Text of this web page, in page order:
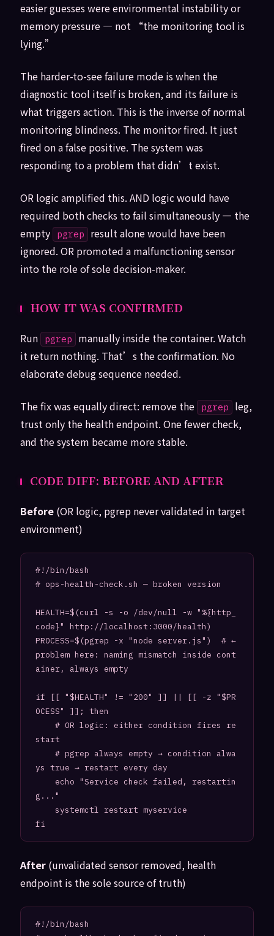
easier guesses were environmental instability or
memory pressure — not “the monitoring tool is
lying.”
The harder-to-see failure mode is when the
diagnostic tool itself is broken, and its failure is
what triggers action. This is the inverse of normal
monitoring blindness. The monitor fired. It just
fired on a false positive. The system was
responding to a problem that didn’t exist.
OR logic amplified this. AND logic would have
required both checks to fail simultaneously — the
empty
pgrep
result alone would have been
ignored. OR promoted a malfunctioning sensor
into the role of sole decision-maker.
HOW IT WAS CONFIRMED
Run pgrep
manually inside the container. Watch
it return nothing. That’s the confirmation. No
elaborate debug sequence needed.
The fix was equally direct: remove the pgrep
leg,
trust only the health endpoint. One fewer check,
and the system became more stable.
CODE DIFF: BEFORE AND AFTER
Before(OR logic, pgrep never validated in target
environment)
#!/bin/bash
# ops-health-check.sh — broken version
HEALTH=$(curl -s -o /dev/null -w "%{http_
code}" http://localhost:3000/health)
PROCESS=$(pgrep -x "node server.js")  # ←
problem here: naming mismatch inside cont
ainer, always empty
if [[ "$HEALTH" != "200" ]] || [[ -z "$PR
OCESS" ]]; then
start
ys true → restart every day
g..."
fi
After(unvalidated sensor removed, health
endpoint is the sole source of truth)
#!/bin/bash